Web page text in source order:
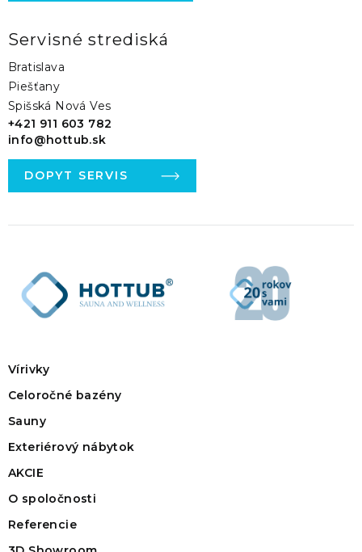
Servisné strediská
Bratislava
Piešťany
Spišská Nová Ves
+421 911 603 782
info@hottub.sk
DOPYT SERVIS
Vírivky
Celoročné bazény
Sauny
Exteriérový nábytok
AKCIE
O spoločnosti
Referencie